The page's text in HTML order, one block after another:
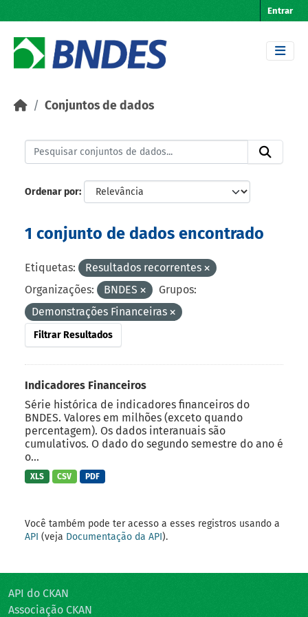
Entrar
Conjuntos de dados
Ordenar por
1 conjunto de dados encontrado
Etiquetas:
Resultados recorrentes
Organizações:
BNDES
Grupos:
Demonstrações Financeiras
Filtrar Resultados
Indicadores Financeiros
Série histórica de indicadores financeiros do
BNDES. Valores em milhões (exceto quando
percentagem). Os dados interanuais são
cumulativos. O dado do segundo semestre do ano é
o...
XLS CSV PDF
Você também pode ter acesso a esses registros usando a
API (veja Documentação da API).
API do CKAN
Associação CKAN